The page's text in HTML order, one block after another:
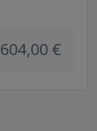
604,00 €